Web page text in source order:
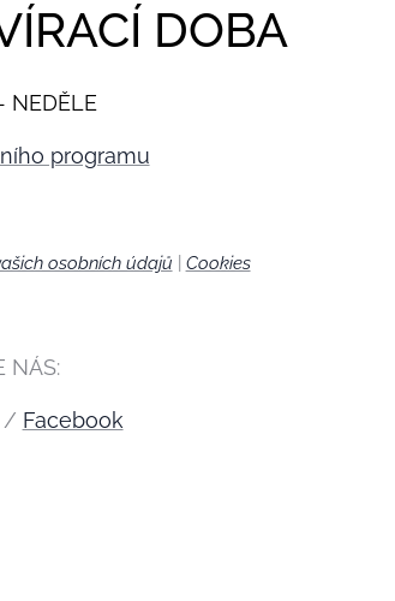
DOBA
NEDĚLE
programu
osobních údajů Cookies🍪
NÁS:
/ Facebook